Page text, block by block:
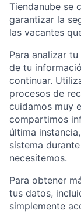
Tiendanube se
garantizar la
las vacantes
Para analizar
de tu
continuar.
procesos de
cuidamos muy
compartimos
última
sistema
necesitemos.
Para obtener
tus datos,
simplemente